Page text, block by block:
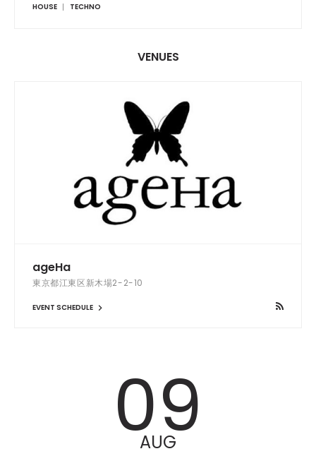
HOUSE TECHNO
VENUES
ageHa
東京都江東区新木場2-2-10
EVENT SCHEDULE
09
AUG